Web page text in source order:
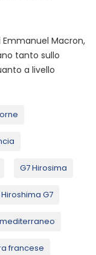
Macron,
tanto sullo
a livello
G7 Hirosima
Hiroshima G7
mediterraneo
francese